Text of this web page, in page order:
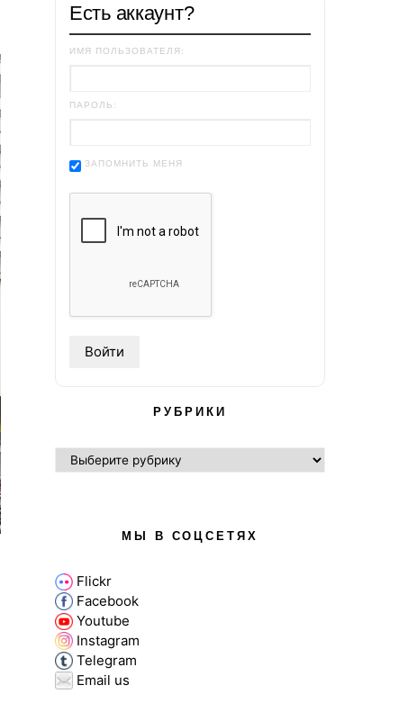
Есть аккаунт?
ИМЯ ПОЛЬЗОВАТЕЛЯ:
ПАРОЛЬ:
ЗАПОМНИТЬ МЕНЯ
РУБРИКИ
РУБРИКИ
МЫ В СОЦСЕТЯХ
Flickr
Facebook
Youtube
Instagram
Telegram
Email us